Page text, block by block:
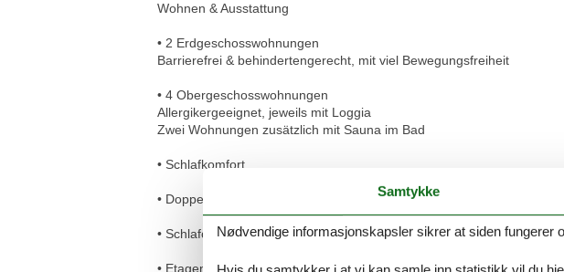
Wohnen & Ausstattung
• 2 Erdgeschosswohnungen
Barrierefrei & behindertengerecht, mit viel Bewegungsfreiheit
• 4 Obergeschosswohnungen
Allergikergeeignet, jeweils mit Loggia
Zwei Wohnungen zusätzlich mit Sauna im Bad
• Schlafkomfort
• Doppelbetten: 1,80 × 2,00 m
• Schlafcouch: 1,60 × 2,00 m
• Etagenbett (Wohnung 6): 0,90 × 2,00 m
Samtykke
Nødvendige informasjonskapsler sikrer at siden fungerer